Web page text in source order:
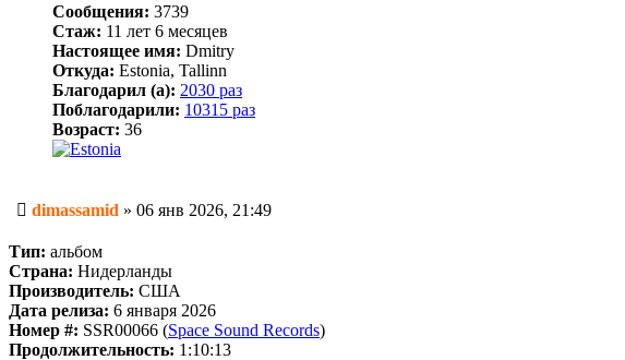
Сообщения: 3739
Стаж: 11 лет 6 месяцев
Настоящее имя: Dmitry
Откуда: Estonia, Tallinn
Благодарил (а): 2030 раз
Поблагодарили: 10315 раз
Возраст: 36
Сообщение
dimassamid » 06 янв 2026, 21:49
Тип: альбом
Страна: Нидерланды
Производитель: США
Дата релиза: 6 января 2026
Номер #: SSR00066 (Space Sound Records)
Продолжительность: 1:10:13